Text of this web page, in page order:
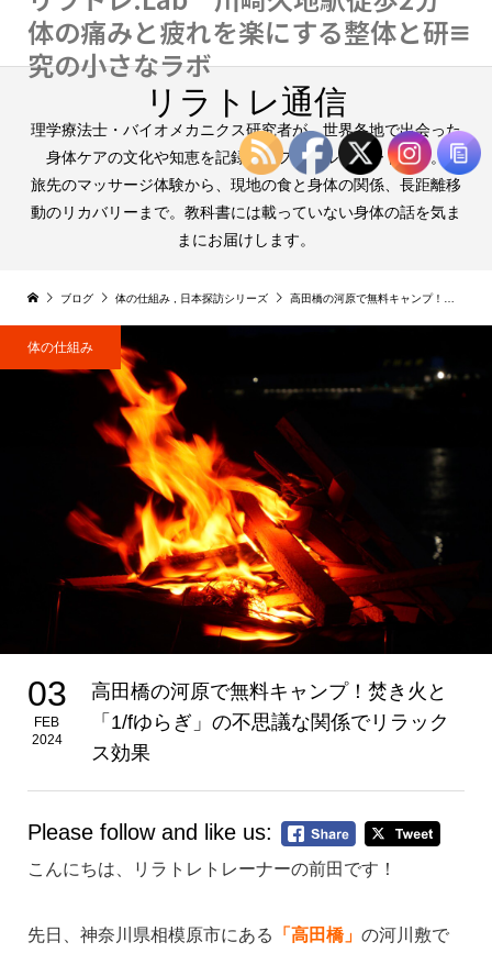
体の痛みと疲れを楽にする整体と研
究の小さなラボ
リラトレ通信
理学療法士・バイオメカニクス研究者が、世界各地で出会った
身体ケアの文化や知恵を記録するフィールドノートです。
旅先のマッサージ体験から、現地の食と身体の関係、長距離移
動のリカバリーまで。教科書には載っていない身体の話を気ま
まにお届けします。
ブログ 体の仕組み 日本探訪シリーズ 高田橋の河原で無料キャンプ！焚き火と「1/fゆらぎ」の不思議な関係でリラックス効果
体の仕組み
03
FEB
2024
高田橋の河原で無料キャンプ！焚き火と
「1/fゆらぎ」の不思議な関係でリラック
ス効果
Please follow and like us:
こんにちは、リラトレトレーナーの前田です！
先日、神奈川県相模原市にある 「 高田橋」 の河川敷で